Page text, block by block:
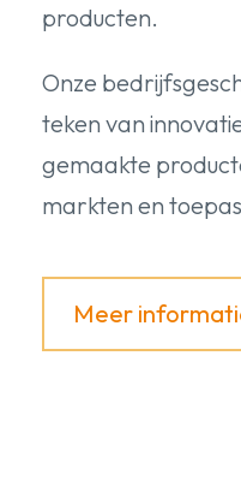
producten.
Onze
teken van
gemaakte
markten en
Meer